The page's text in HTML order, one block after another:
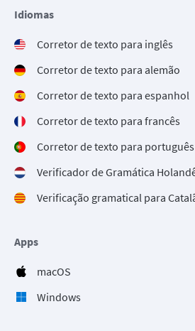
Idiomas
Corretor de texto para inglês
Corretor de texto para alemão
Corretor de texto para espanhol
Corretor de texto para francês
Corretor de texto para português
Verificador de Gramática
Verificação gramatical para
Apps
macOS
Windows